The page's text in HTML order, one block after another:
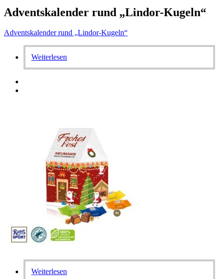
Adventskalender rund „Lindor-Kugeln“
Adventskalender rund „Lindor-Kugeln“
Weiterlesen
Weiterlesen